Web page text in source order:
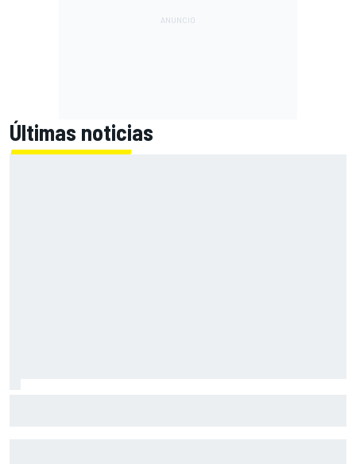
Últimas noticias